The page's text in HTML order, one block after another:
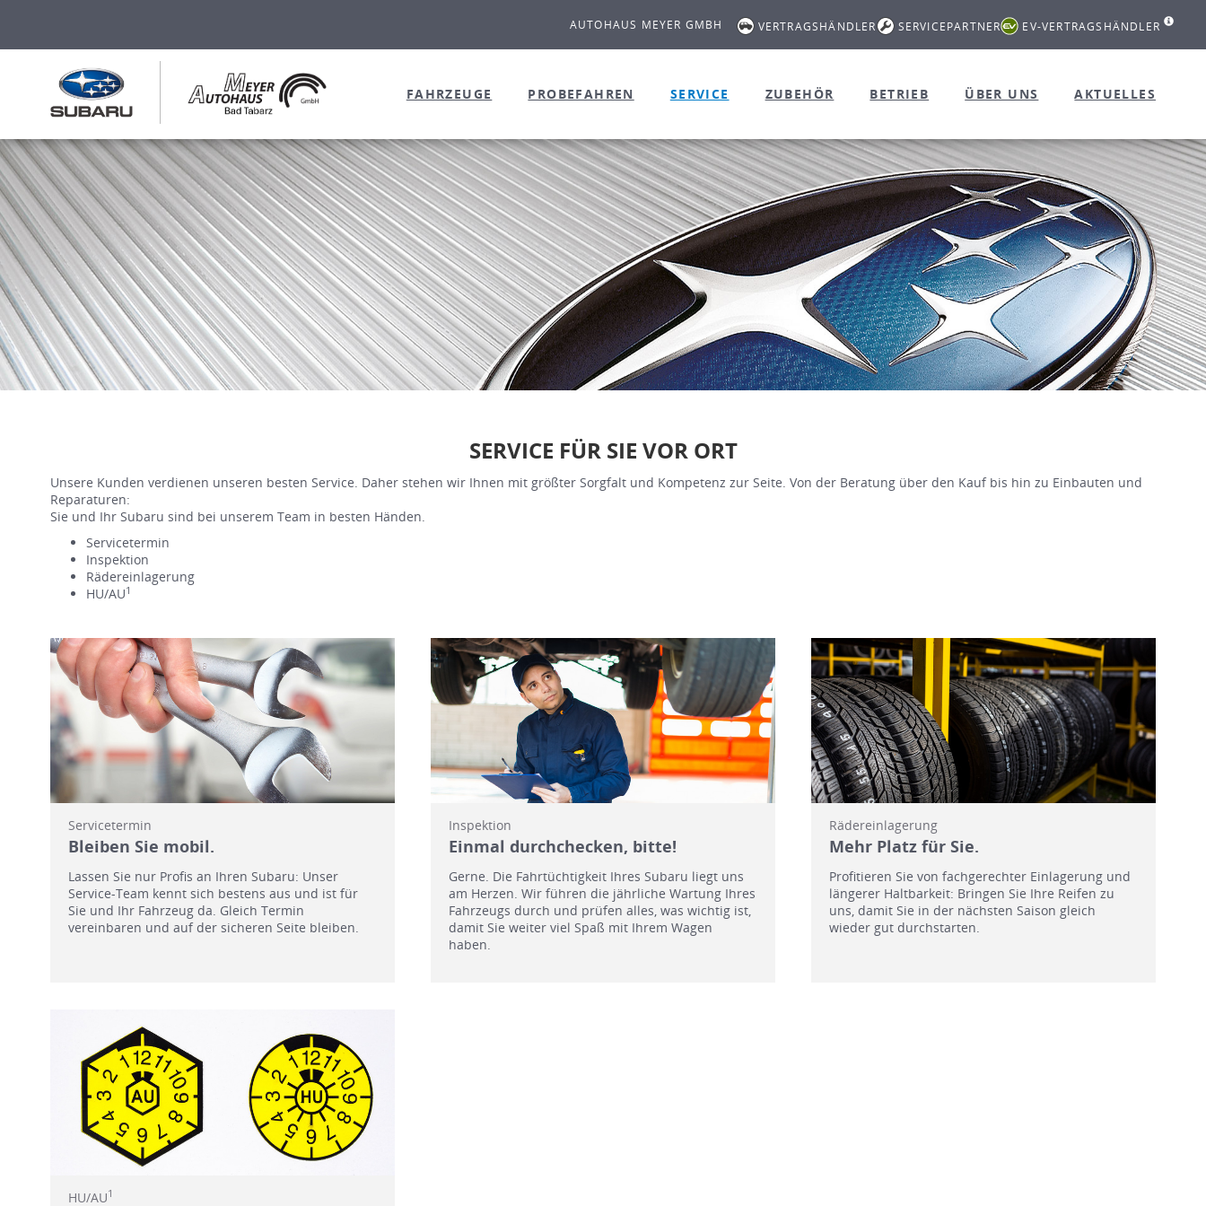
AUTOHAUS MEYER GMBH VERTRAGSHÄNDLER SERVICEPARTNER EV-VERTRAGSHÄNDLER
FAHRZEUGE PROBEFAHREN SERVICE ZUBEHÖR BETRIEB ÜBER UNS AKTUELLES
SERVICE FÜR SIE VOR ORT
Unsere Kunden verdienen unseren besten Service. Daher stehen wir Ihnen mit größter Sorgfalt und Kompetenz zur Seite. Von der Beratung über den Kauf bis hin zu Einbauten und
Reparaturen:
Sie und Ihr Subaru sind bei unserem Team in besten Händen.
Servicetermin
Inspektion
Rädereinlagerung
HU/AU1
Servicetermin
Bleiben Sie mobil.
Lassen Sie nur Profis an Ihren Subaru: Unser
Service-Team kennt sich bestens aus und ist für
Sie und Ihr Fahrzeug da. Gleich Termin
vereinbaren und auf der sicheren Seite bleiben.
Inspektion
Einmal durchchecken, bitte!
Gerne. Die Fahrtüchtigkeit Ihres Subaru liegt uns
am Herzen. Wir führen die jährliche Wartung Ihres
Fahrzeugs durch und prüfen alles, was wichtig ist,
damit Sie weiter viel Spaß mit Ihrem Wagen
haben.
Rädereinlagerung
Mehr Platz für Sie.
Profitieren Sie von fachgerechter Einlagerung und
längerer Haltbarkeit: Bringen Sie Ihre Reifen zu
uns, damit Sie in der nächsten Saison gleich
wieder gut durchstarten.
HU/AU1